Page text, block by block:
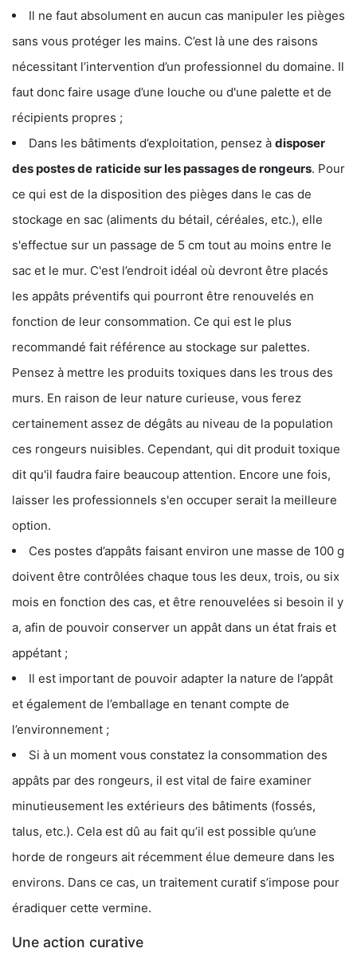
Il ne faut absolument en aucun cas manipuler les pièges
sans vous protéger les mains. C’est là une des raisons
nécessitant l’intervention d’un professionnel du domaine. Il
faut donc faire usage d’une louche ou d'une palette et de
récipients propres ;
Dans les bâtiments d’exploitation, pensez à disposer
des postes de raticide sur les passages de rongeurs. Pour
ce qui est de la disposition des pièges dans le cas de
stockage en sac (aliments du bétail, céréales, etc.), elle
s'effectue sur un passage de 5 cm tout au moins entre le
sac et le mur. C'est l’endroit idéal où devront être placés
les appâts préventifs qui pourront être renouvelés en
fonction de leur consommation. Ce qui est le plus
recommandé fait référence au stockage sur palettes.
Pensez à mettre les produits toxiques dans les trous des
murs. En raison de leur nature curieuse, vous ferez
certainement assez de dégâts au niveau de la population
ces rongeurs nuisibles. Cependant, qui dit produit toxique
dit qu'il faudra faire beaucoup attention. Encore une fois,
laisser les professionnels s'en occuper serait la meilleure
option.
Ces postes d’appâts faisant environ une masse de 100 g
doivent être contrôlées chaque tous les deux, trois, ou six
mois en fonction des cas, et être renouvelées si besoin il y
a, afin de pouvoir conserver un appât dans un état frais et
appétant ;
Il est important de pouvoir adapter la nature de l’appât
et également de l’emballage en tenant compte de
l’environnement ;
Si à un moment vous constatez la consommation des
appâts par des rongeurs, il est vital de faire examiner
minutieusement les extérieurs des bâtiments (fossés,
talus, etc.). Cela est dû au fait qu’il est possible qu’une
horde de rongeurs ait récemment élue demeure dans les
environs. Dans ce cas, un traitement curatif s’impose pour
éradiquer cette vermine.
Une action curative